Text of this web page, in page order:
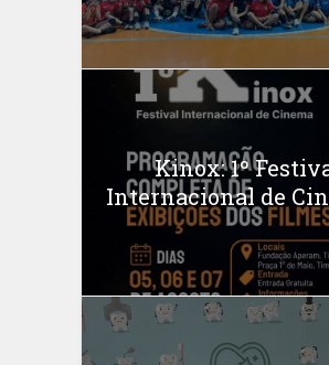
Kinox: 1º
Internacional de